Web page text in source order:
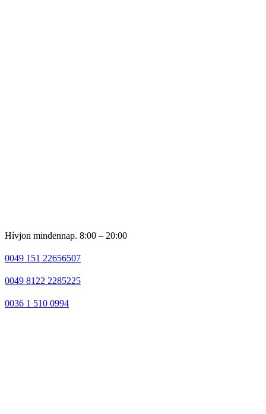
Hívjon mindennap. 8:00 – 20:00
0049 151 22656507
0049 8122 2285225
0036 1 510 0994